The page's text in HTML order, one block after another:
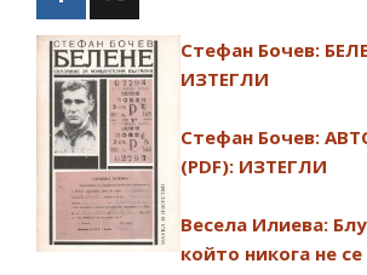
Стефан Бочев:
ИЗТЕГЛИ
Стефан Бочев:
(PDF): ИЗТЕГЛИ
Весела Илиева:
който никога не